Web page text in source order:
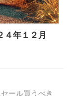
４年１２月
ール買うべき